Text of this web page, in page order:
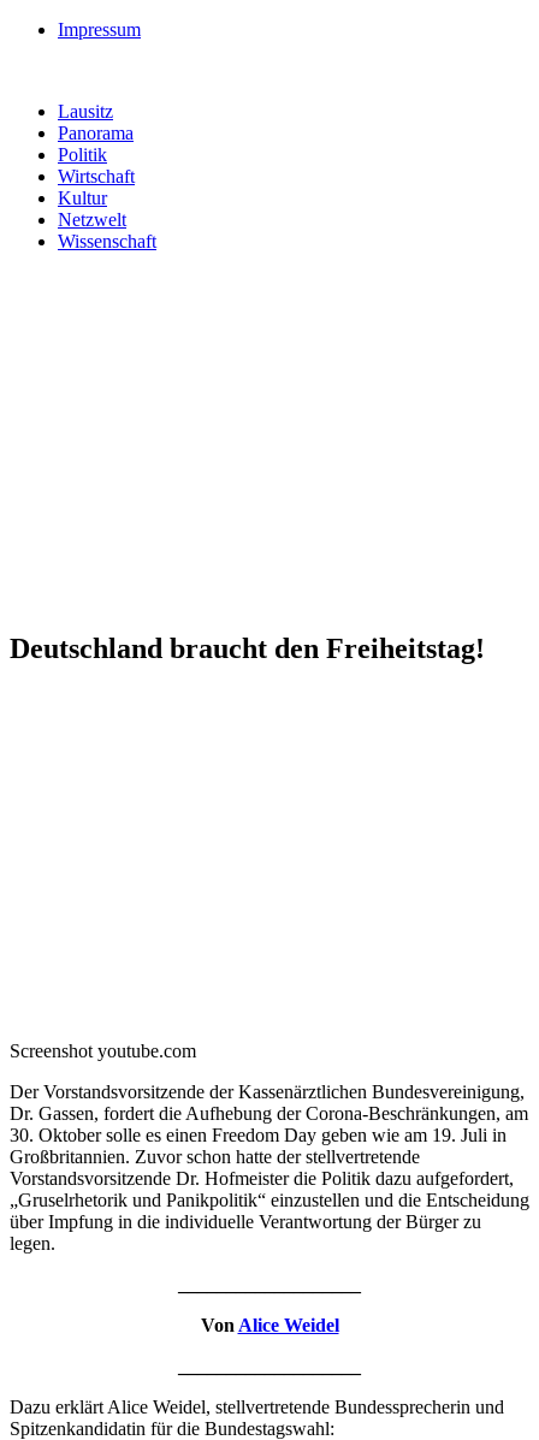
Impressum
Lausitz
Panorama
Politik
Wirtschaft
Kultur
Netzwelt
Wissenschaft
Deutschland braucht den Freiheitstag!
Screenshot youtube.com
Der Vorstandsvorsitzende der Kassenärztlichen Bundesvereinigung,
Dr. Gassen, fordert die Aufhebung der Corona-Beschränkungen, am
30. Oktober solle es einen Freedom Day geben wie am 19. Juli in
Großbritannien. Zuvor schon hatte der stellvertretende
Vorstandsvorsitzende Dr. Hofmeister die Politik dazu aufgefordert,
„Gruselrhetorik und Panikpolitik“ einzustellen und die Entscheidung
über Impfung in die individuelle Verantwortung der Bürger zu
legen.
Von Alice Weidel
Dazu erklärt Alice Weidel, stellvertretende Bundessprecherin und
Spitzenkandidatin für die Bundestagswahl: